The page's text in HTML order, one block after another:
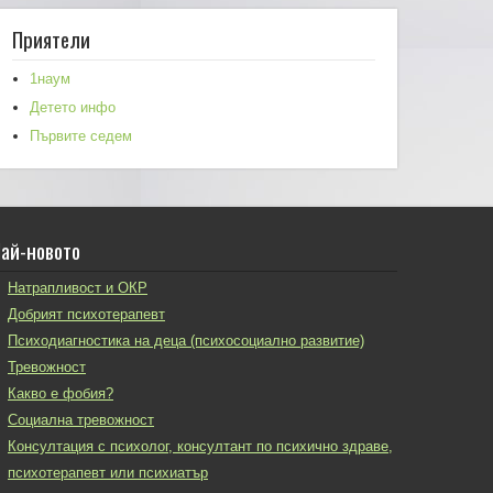
Приятели
1наум
Детето инфо
Първите седем
новото
Натрапливост и ОКР
Добрият психотерапевт
Психодиагностика на деца (психосоциално развитие)
Тревожност
Какво е фобия?
Социална тревожност
Консултация с психолог, консултант по психично здраве,
психотерапевт или психиатър